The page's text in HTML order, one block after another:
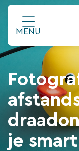
naar
de
inhoud
MENU
je